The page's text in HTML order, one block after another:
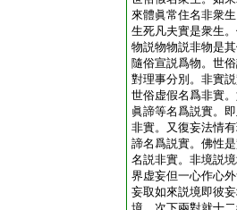
來體眞常住名非衆
生死凡夫實是衆生
物説物物説非物是
隨俗宣説爲物。世
對理事分別。非實
世俗虚假名爲非實
眞諦等名爲説實。
非實。又復妄法情
諦名爲説實。佛性
名説非實。非境説
界虚妄但一心作心
妄取如來説境即彼